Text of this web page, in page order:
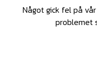
Något gick fel på
problemet